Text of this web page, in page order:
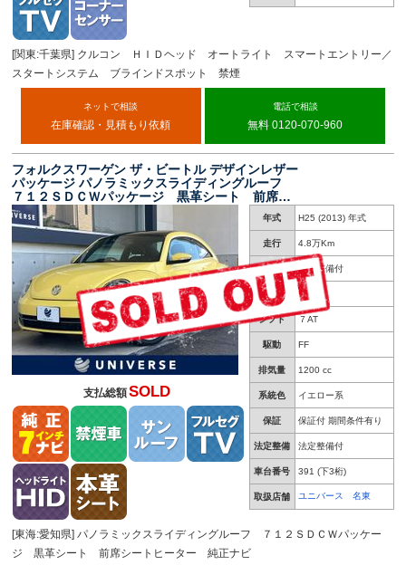
[関東:千葉県] クルコン ＨＩＤヘッド オートライト スマートエントリー／
スタートシステム ブラインドスポット 禁煙
ネットで相談
在庫確認・見積もり依頼
電話で相談
無料 0120-070-960
フォルクスワーゲン ザ・ビートル デザインレザー
パッケージ パノラミックスライディングルーフ
７１２ＳＤＣＷパッケージ 黒革シート 前席シ
ートヒーター 純正ナビ クルーズコントロー
ル ｂｌｕｅｔｏｏｔｈ接続 ＥＴＣ車載器 デ
ュアルオートエアコン ＨＩＤ 禁煙車
年式 H25 (2013) 年式
走行 4.8万Km
車検 車検整備付
修復歴 無し
シフト ７AT
駆動 FF
排気量 1200 cc
系統色 イエロー系
保証 保証付 期間条件有り
法定整備 法定整備付
車台番号 391 (下3桁)
取扱店舗 ユニバース 名東
支払総額SOLD
[東海:愛知県] パノラミックスライディングルーフ ７１２ＳＤＣＷパッケー
ジ 黒革シート 前席シートヒーター 純正ナビ